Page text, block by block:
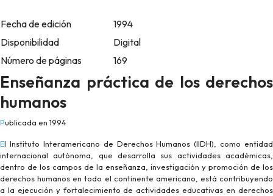
Fecha de edición
1994
Disponibilidad
Digital
Número de páginas
169
Enseñanza práctica de los derechos
humanos
Publicada en 1994
El Instituto Interamericano de Derechos Humanos (IIDH), como entidad
internacional autónoma, que desarrolla sus actividades académicas,
dentro de los campos de la enseñanza, investigación y promoción de los
derechos humanos en todo el continente americano, está contribuyendo
a la ejecución y fortalecimiento de actividades educativas en derechos